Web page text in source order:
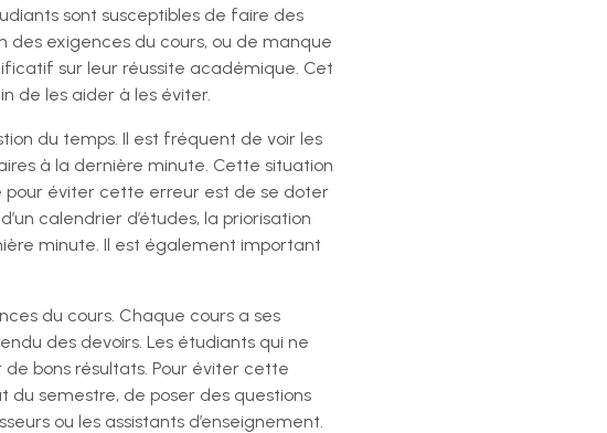
sont susceptibles de faire des
des exigences du cours, ou de manque
sur leur réussite académique. Cet
de les aider à les éviter.
du temps. Il est fréquent de voir les
à la dernière minute. Cette situation
pour éviter cette erreur est de se doter
calendrier d’études, la priorisation
minute. Il est également important
du cours. Chaque cours a ses
des devoirs. Les étudiants qui ne
bons résultats. Pour éviter cette
du semestre, de poser des questions
ou les assistants d’enseignement.